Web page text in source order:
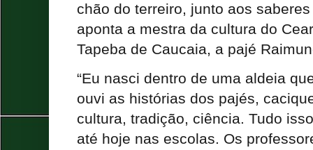
chão do terreiro, junto aos
aponta a mestra da cultura do
Tapeba de Caucaia, a pajé
“Eu nasci dentro de uma aldeia
ouvi as histórias dos pajés,
cultura, tradição, ciência. Tudo
até hoje nas escolas. Os